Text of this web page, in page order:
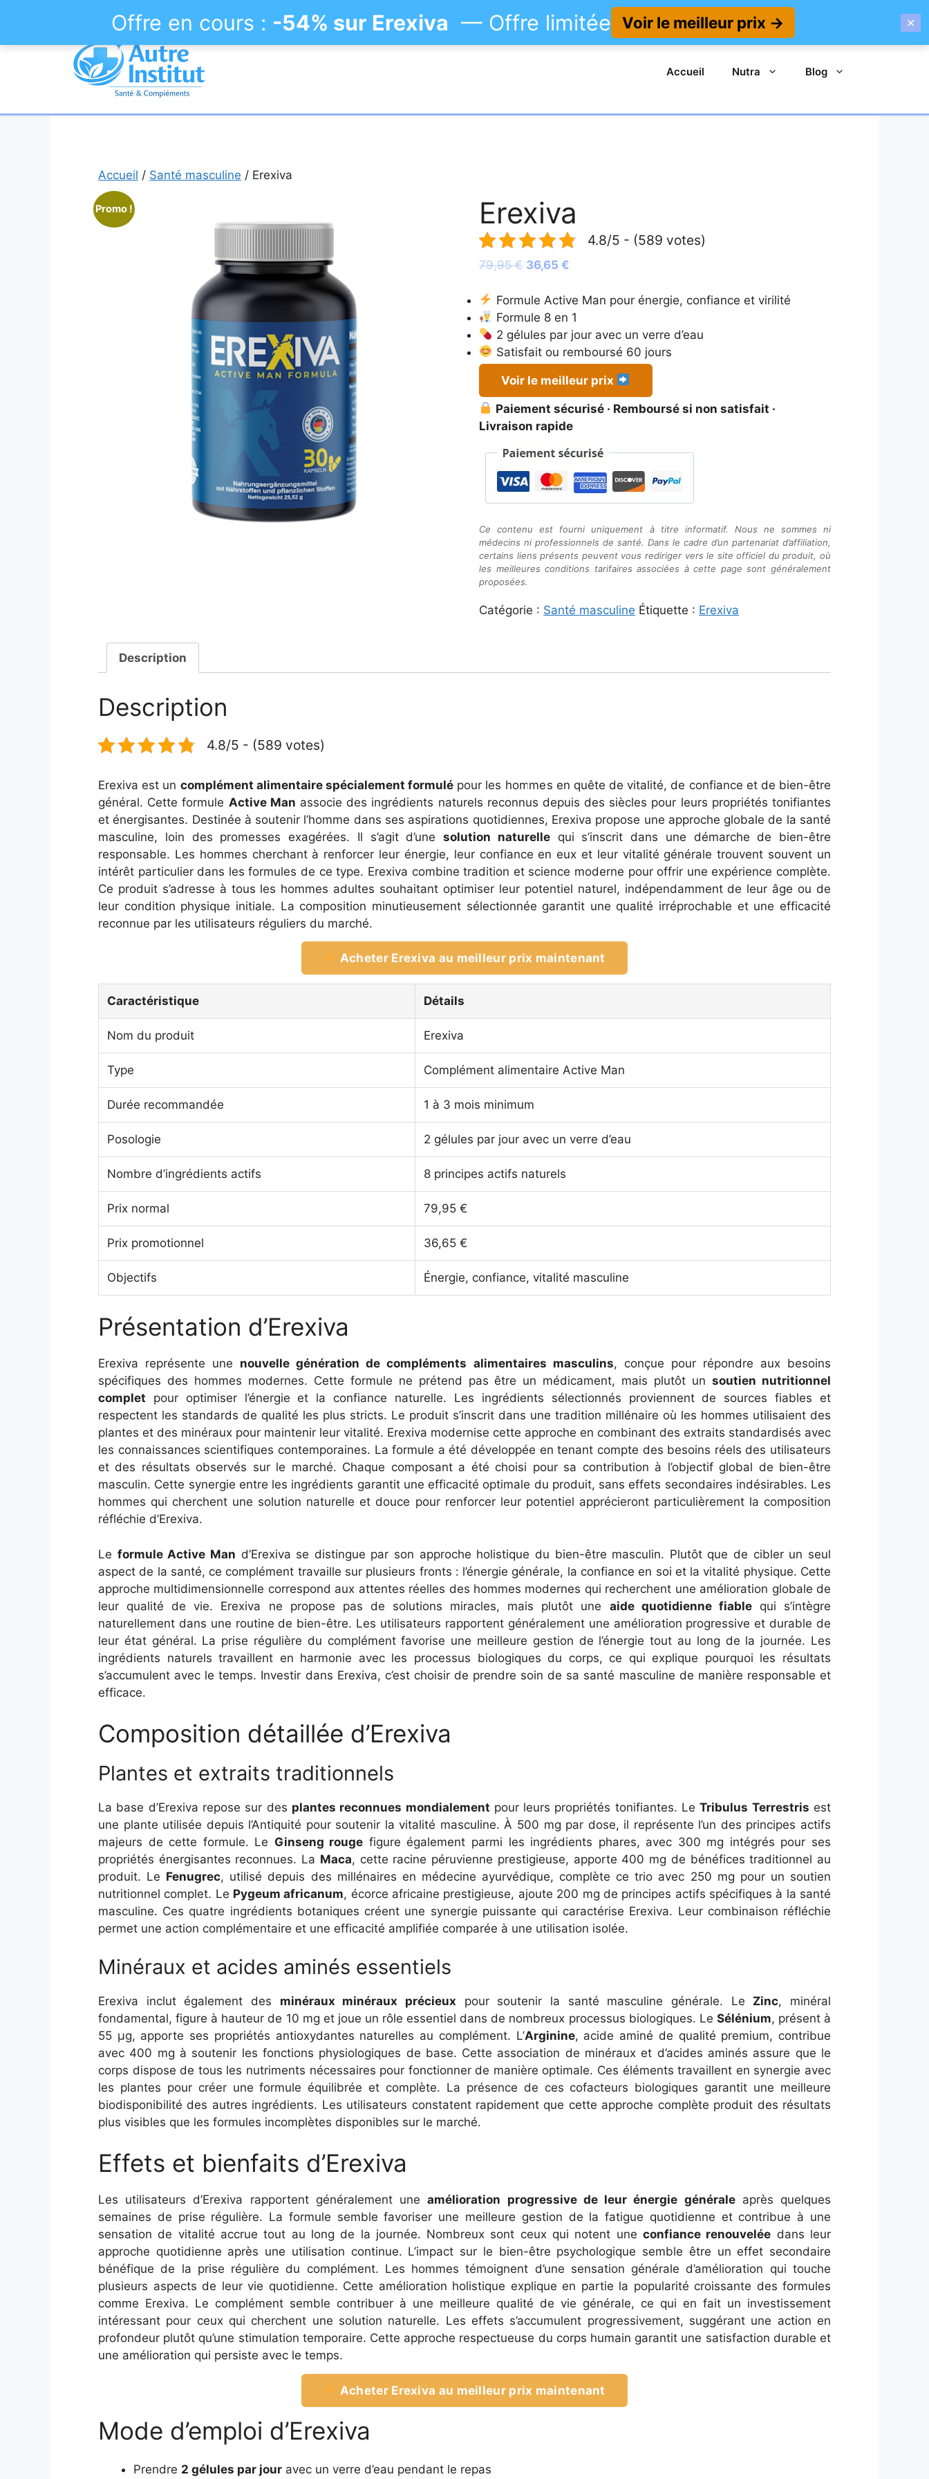
Accueil Nutra Blog
Accueil / Santé masculine / Erexiva
Promo ! Erexiva
4.8/5 - (589 votes)
79,95€ Le
initial
était :
79,95 €.
36,65€
actuel
est :
36,65 €.
Formule Active Man pour énergie, confiance et virilité
Formule 8 en 1
2 gélules par jour avec un verre d’eau
Satisfait ou remboursé 60 jours
Voir le meilleur prix
Paiement sécurisé · Remboursé si non satisfait ·
Livraison rapide
Ce contenu est fourni uniquement à titre informatif. Nous ne sommes ni
médecins ni professionnels de santé. Dans le cadre d’un partenariat d’affiliation,
certains liens présents peuvent vous rediriger vers le site officiel du produit, où
les meilleures conditions tarifaires associées à cette page sont généralement
proposées.
Catégorie : Santé masculine Étiquette : Erexiva
Description
Description
4.8/5 - (589 votes)
Erexiva est un complément alimentaire spécialement formulé pour les hommes en quête de vitalité, de confiance et de bien-être
général. Cette formule Active Man associe des ingrédients naturels reconnus depuis des siècles pour leurs propriétés tonifiantes
et énergisantes. Destinée à soutenir l’homme dans ses aspirations quotidiennes, Erexiva propose une approche globale de la santé
masculine, loin des promesses exagérées. Il s’agit d’une solution naturellequi s’inscrit dans une démarche de bien-être
responsable. Les hommes cherchant à renforcer leur énergie, leur confiance en eux et leur vitalité générale trouvent souvent un
intérêt particulier dans les formules de ce type. Erexiva combine tradition et science moderne pour offrir une expérience complète.
Ce produit s’adresse à tous les hommes adultes souhaitant optimiser leur potentiel naturel, indépendamment de leur âge ou de
leur condition physique initiale. La composition minutieusement sélectionnée garantit une qualité irréprochable et une efficacité
reconnue par les utilisateurs réguliers du marché.
Acheter Erexiva au meilleur prix maintenant
Caractéristique Détails
Nom du produit Erexiva
Type Complément alimentaire Active Man
Durée recommandée 1 à 3 mois minimum
Posologie 2 gélules par jour avec un verre d’eau
Nombre d’ingrédients actifs 8 principes actifs naturels
Prix normal 79,95 €
Prix promotionnel 36,65 €
Objectifs Énergie, confiance, vitalité masculine
Présentation d’Erexiva
Erexiva représente une nouvelle génération de compléments alimentaires masculins, conçue pour répondre aux besoins
spécifiques des hommes modernes. Cette formule ne prétend pas être un médicament, mais plutôt unsoutien nutritionnel
complet pour optimiser l’énergie et la confiance naturelle. Les ingrédients sélectionnés proviennent de sources fiables et
respectent les standards de qualité les plus stricts. Le produit s’inscrit dans une tradition millénaire où les hommes utilisaient des
plantes et des minéraux pour maintenir leur vitalité. Erexiva modernise cette approche en combinant des extraits standardisés avec
les connaissances scientifiques contemporaines. La formule a été développée en tenant compte des besoins réels des utilisateurs
et des résultats observés sur le marché. Chaque composant a été choisi pour sa contribution à l’objectif global de bien-être
masculin. Cette synergie entre les ingrédients garantit une efficacité optimale du produit, sans effets secondaires indésirables. Les
hommes qui cherchent une solution naturelle et douce pour renforcer leur potentiel apprécieront particulièrement la composition
réfléchie d’Erexiva.
Le formule Active Man d’Erexiva se distingue par son approche holistique du bien-être masculin. Plutôt que de cibler un seul
aspect de la santé, ce complément travaille sur plusieurs fronts : l’énergie générale, la confiance en soi et la vitalité physique. Cette
approche multidimensionnelle correspond aux attentes réelles des hommes modernes qui recherchent une amélioration globale de
leur qualité de vie. Erexiva ne propose pas de solutions miracles, mais plutôt une aide quotidienne fiablequi s’intègre
naturellement dans une routine de bien-être. Les utilisateurs rapportent généralement une amélioration progressive et durable de
leur état général. La prise régulière du complément favorise une meilleure gestion de l’énergie tout au long de la journée. Les
ingrédients naturels travaillent en harmonie avec les processus biologiques du corps, ce qui explique pourquoi les résultats
s’accumulent avec le temps. Investir dans Erexiva, c’est choisir de prendre soin de sa santé masculine de manière responsable et
efficace.
Composition détaillée d’Erexiva
Plantes et extraits traditionnels
La base d’Erexiva repose sur des plantes reconnues mondialement pour leurs propriétés tonifiantes. LeTribulus Terrestris est
une plante utilisée depuis l’Antiquité pour soutenir la vitalité masculine. À 500 mg par dose, il représente l’un des principes actifs
majeurs de cette formule. Le Ginseng rouge figure également parmi les ingrédients phares, avec 300 mg intégrés pour ses
propriétés énergisantes reconnues. La Maca, cette racine péruvienne prestigieuse, apporte 400 mg de bénéfices traditionnel au
produit. Le Fenugrec, utilisé depuis des millénaires en médecine ayurvédique, complète ce trio avec 250 mg pour un soutien
nutritionnel complet. Le Pygeum africanum, écorce africaine prestigieuse, ajoute 200 mg de principes actifs spécifiques à la santé
masculine. Ces quatre ingrédients botaniques créent une synergie puissante qui caractérise Erexiva. Leur combinaison réfléchie
permet une action complémentaire et une efficacité amplifiée comparée à une utilisation isolée.
Minéraux et acides aminés essentiels
Erexiva inclut également des minéraux minéraux précieux pour soutenir la santé masculine générale. Le Zinc, minéral
fondamental, figure à hauteur de 10 mg et joue un rôle essentiel dans de nombreux processus biologiques. Le Sélénium, présent à
55 µg, apporte ses propriétés antioxydantes naturelles au complément. L’Arginine, acide aminé de qualité premium, contribue
avec 400 mg à soutenir les fonctions physiologiques de base. Cette association de minéraux et d’acides aminés assure que le
corps dispose de tous les nutriments nécessaires pour fonctionner de manière optimale. Ces éléments travaillent en synergie avec
les plantes pour créer une formule équilibrée et complète. La présence de ces cofacteurs biologiques garantit une meilleure
biodisponibilité des autres ingrédients. Les utilisateurs constatent rapidement que cette approche complète produit des résultats
plus visibles que les formules incomplètes disponibles sur le marché.
Effets et bienfaits d’Erexiva
Les utilisateurs d’Erexiva rapportent généralement uneamélioration progressive de leur énergie généraleaprès quelques
semaines de prise régulière. La formule semble favoriser une meilleure gestion de la fatigue quotidienne et contribue à une
sensation de vitalité accrue tout au long de la journée. Nombreux sont ceux qui notent uneconfiance renouvelée dans leur
approche quotidienne après une utilisation continue. L’impact sur le bien-être psychologique semble être un effet secondaire
bénéfique de la prise régulière du complément. Les hommes témoignent d’une sensation générale d’amélioration qui touche
plusieurs aspects de leur vie quotidienne. Cette amélioration holistique explique en partie la popularité croissante des formules
comme Erexiva. Le complément semble contribuer à une meilleure qualité de vie générale, ce qui en fait un investissement
intéressant pour ceux qui cherchent une solution naturelle. Les effets s’accumulent progressivement, suggérant une action en
profondeur plutôt qu’une stimulation temporaire. Cette approche respectueuse du corps humain garantit une satisfaction durable et
une amélioration qui persiste avec le temps.
Acheter Erexiva au meilleur prix maintenant
Mode d’emploi d’Erexiva
Prendre 2 gélules par jour avec un verre d’eau pendant le repas
Offre en cours : -54% sur Erexiva — Offre limitée Voir le meilleur prix → ✕